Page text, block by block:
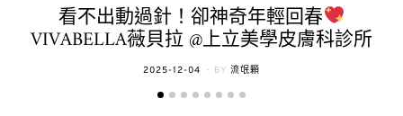
看不出動過針！卻神奇年輕回春
VIVABELLA薇貝拉 @上立美學皮膚科診所
POSTED
2025-12-04 BY 流氓顆